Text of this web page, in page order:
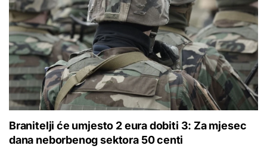
Branitelji će umjesto 2 eura dobiti 3: Za mjesec
dana neborbenog sektora 50 centi